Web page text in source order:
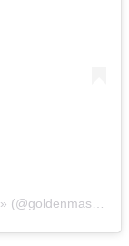
Публикация от Фестиваль «Золотая Маска» (@goldenmaskfest)